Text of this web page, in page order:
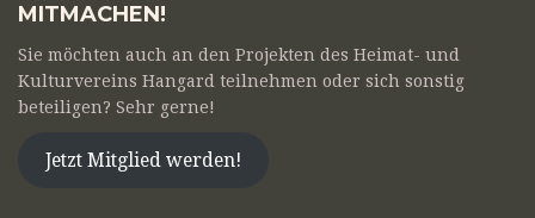
MITMACHEN!
Sie möchten auch an den Projekten des Heimat- und
Kulturvereins Hangard teilnehmen oder sich sonstig
beteiligen? Sehr gerne!
Jetzt Mitglied werden!